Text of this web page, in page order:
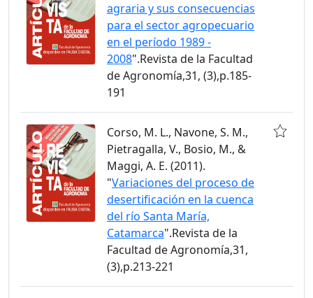
agraria y sus consecuencias
para el sector agropecuario
en el período 1989 -
2008".Revista de la Facultad
de Agronomía,31, (3),p.185-
191
Corso, M. L., Navone, S. M.,
Pietragalla, V., Bosio, M., &
Maggi, A. E. (2011).
"Variaciones del proceso de
desertificación en la cuenca
del río Santa María,
Catamarca".Revista de la
Facultad de Agronomía,31,
(3),p.213-221